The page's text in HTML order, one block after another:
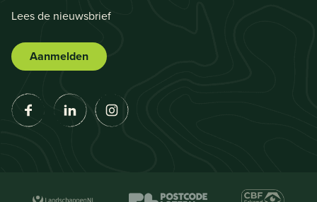
Lees de nieuwsbrief
Aanmelden